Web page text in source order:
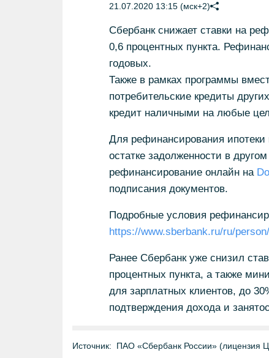
21.07.2020 13:15 (мск+2)
Сбербанк снижает ставки на
0,6 процентных пункта.
годовых.
Также в рамках программы
потребительские кредиты
кредит наличными на любые
Для рефинансирования ипотеки
остатке задолженности в
рефинансирование онлайн на
подписания документов.
Подробные условия
https://www.sberbank.ru/ru/
Ранее Сбербанк уже снизил
процентных пункта, а также
для зарплатных клиентов, до
подтверждения дохода и
Источник: ПАО «Сбербанк России» (лицензия